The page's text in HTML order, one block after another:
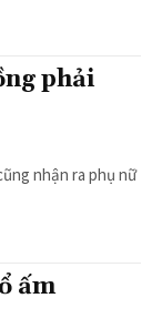
phải
nhận ra phụ nữ
ấm